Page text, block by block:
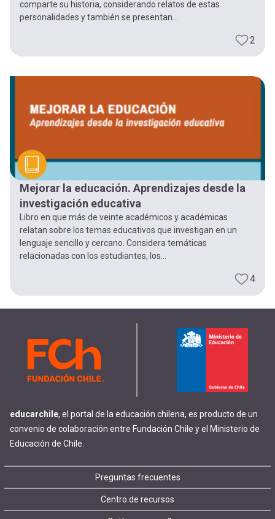
comparte su historia, considerando relatos de estas
personalidades y también se presentan...
2
Mejorar la educación. Aprendizajes desde la
investigación educativa
Libro en que más de veinte académicos y académicas
relatan sobre los temas educativos que investigan en un
lenguaje sencillo y cercano. Considera temáticas
relacionadas con los estudiantes, los...
4
educarchile, el portal de la educación chilena, es producto de un
convenio de colaboración entre Fundación Chile y el Ministerio de
Educación de Chile.
Footer
Preguntas frecuentes
Centro de recursos